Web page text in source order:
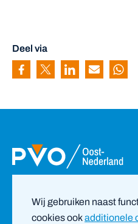
Wij gebruiken naast
cookies ookadditionele
Deel via
Pagina delen via
Pagina delen via
Pagina delen
Pagina